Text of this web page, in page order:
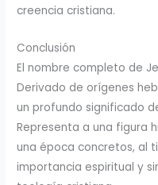
creencia cristiana.
Conclusión
El nombre completo de
Derivado de orígenes
un profundo significado
Representa a una figura
una época concretos, al
importancia espiritual y